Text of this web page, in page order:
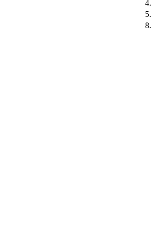
4.
5.
8.